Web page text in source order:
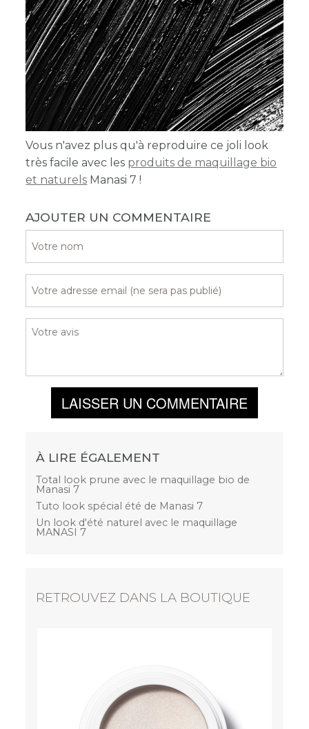
Vous n'avez plus qu'à reproduire ce joli look
très facile avec les produits de maquillage bio
et naturels Manasi 7 !
AJOUTER UN COMMENTAIRE
LAISSER UN COMMENTAIRE
À LIRE ÉGALEMENT
Total look prune avec le maquillage bio de
Manasi 7
Tuto look spécial été de Manasi 7
Un look d'été naturel avec le maquillage
MANASI 7
RETROUVEZ DANS LA BOUTIQUE
40,00